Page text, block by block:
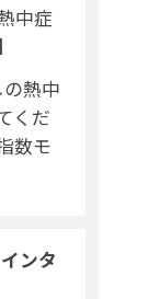
中症
熱中
くだ
数モ
ンタ